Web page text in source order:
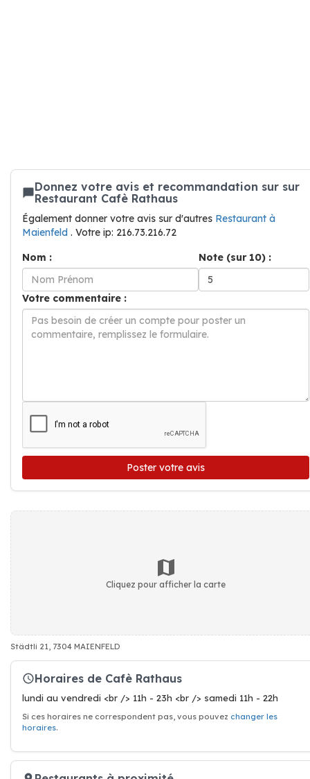
Donnez votre avis et recommandation sur sur
Restaurant Cafè Rathaus
Également donner votre avis sur d'autres Restaurant à
Maienfeld . Votre ip: 216.73.216.72
Nom :
Note (sur 10) :
Votre commentaire :
Poster votre avis
Cliquez pour afficher la carte
Städtli 21, 7304 MAIENFELD
Horaires de Cafè Rathaus
lundi au vendredi <br /> 11h - 23h <br /> samedi 11h - 22h
Si ces horaires ne correspondent pas, vous pouvez changer les
horaires.